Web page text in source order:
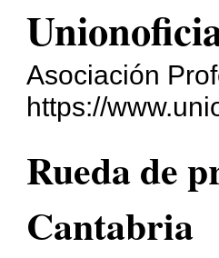
Asociación
https://
Rueda de
Cantabria